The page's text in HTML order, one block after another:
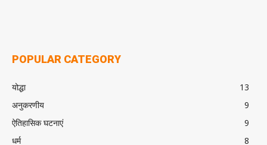
POPULAR CATEGORY
योद्धा
13
अनुकरणीय
9
ऐतिहासिक घटनाएं
9
धर्म
8